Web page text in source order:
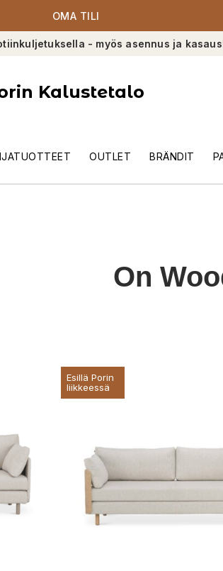
OMA TILI
- myös asennus ja
Kalustetalo
OUTLET BRÄNDIT
On
Esillä Porin
liikkeessä